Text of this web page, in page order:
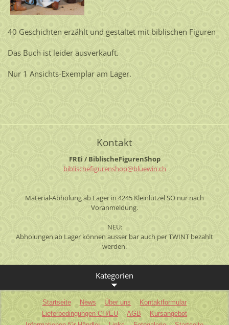
40 Geschichten erzählt und gestaltet mit biblischen Figuren
Das Buch ist leider ausverkauft.
Nur 1 Ansichts-Exemplar am Lager.
Kontakt
FREi / BiblischeFigurenShop
biblischefigurenshop@bluewin.ch
Material-Abholung ab Lager in 4245 Kleinlützel SO nur nach
Voranmeldung.
NEU:
Abholungen ab Lager können ausser bar auch per TWINT bezahlt
werden.
Kategorien
Startseite News Über uns
Kontaktformular
Lieferbedingungen CH/EU
AGB
Kursangebot